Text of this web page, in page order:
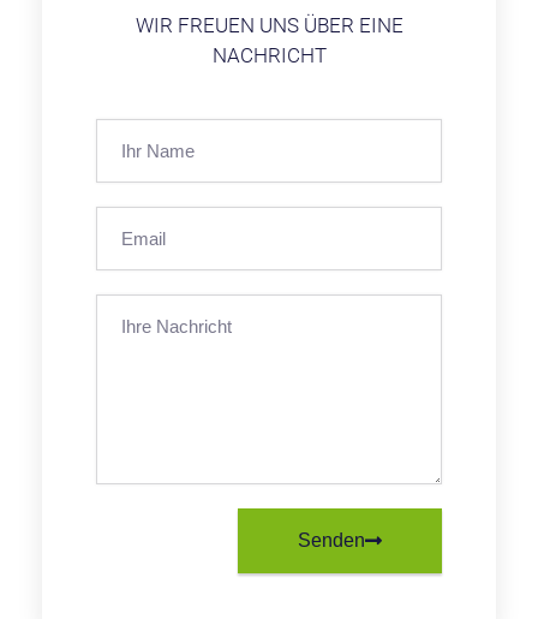
WIR FREUEN UNS ÜBER EINE
NACHRICHT
Senden